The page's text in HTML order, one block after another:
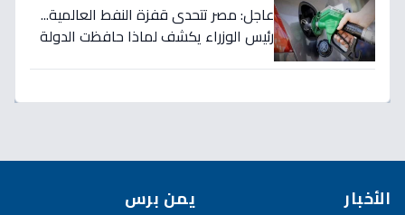
عاجل: مصر تتحدى قفزة النفط العالمية...
رئيس الوزراء يكشف لماذا حافظت الدولة
الأخبار يمن برس